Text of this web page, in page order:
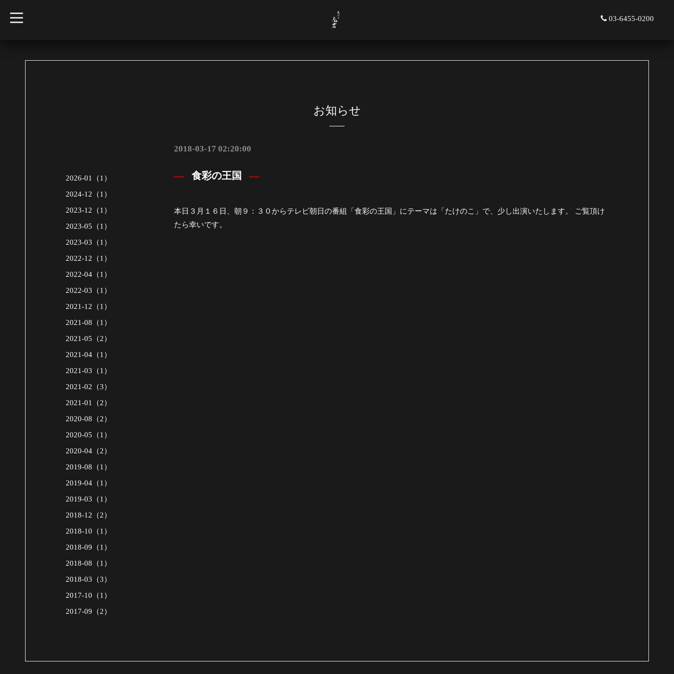
t
o
03-6455-0200
お知らせ
2018-03-17 02:20:00
食彩の王国
本日３月１６日、朝９：３０からテレビ朝日の番組「食彩の王国」にテーマは「たけのこ」で、少し出演いたします。 ご覧頂け
たら幸いです。
2026-01（1）
2024-12（1）
2023-12（1）
2023-05（1）
2023-03（1）
2022-12（1）
2022-04（1）
2022-03（1）
2021-12（1）
2021-08（1）
2021-05（2）
2021-04（1）
2021-03（1）
2021-02（3）
2021-01（2）
2020-08（2）
2020-05（1）
2020-04（2）
2019-08（1）
2019-04（1）
2019-03（1）
2018-12（2）
2018-10（1）
2018-09（1）
2018-08（1）
2018-03（3）
2017-10（1）
2017-09（2）